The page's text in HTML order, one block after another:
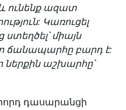
ունենք ազատ
Կառուցել
ստեղծել՝ միայն
ճանապարհը բարդ է:
ներքին աշխարհը՝
դասարանցի